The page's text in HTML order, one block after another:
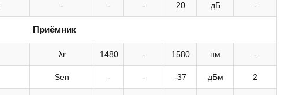
- - - 20 дБ -
Приёмник
λr 1480 - 1580 нм -
Sen - - -37 дБм 2